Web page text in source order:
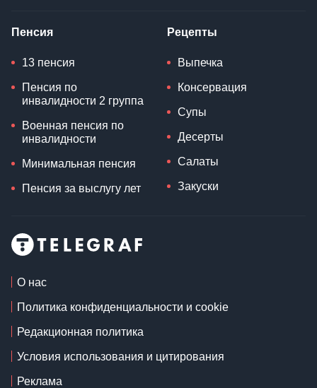
Пенсия
13 пенсия
Пенсия по
инвалидности 2 группа
Военная пенсия по
инвалидности
Минимальная пенсия
Пенсия за выслугу лет
Рецепты
Выпечка
Консервация
Супы
Десерты
Салаты
Закуски
О нас
Политика конфиденциальности и cookie
Редакционная политика
Условия использования и цитирования
Реклама